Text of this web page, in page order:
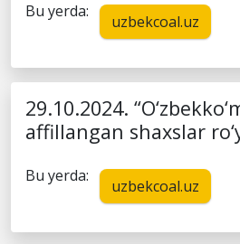
Bu yerda:
uzbekcoal.uz
29.10.2024.
affillangan shaxslar
Bu yerda:
uzbekcoal.uz